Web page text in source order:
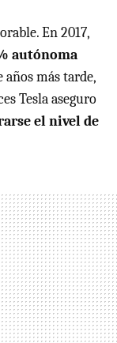
En 2017,
autónoma
años más tarde,
Tesla aseguro
el nivel de